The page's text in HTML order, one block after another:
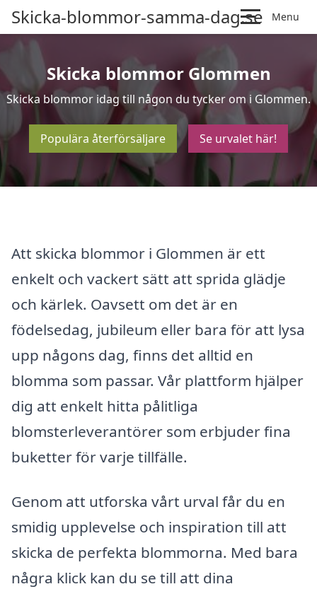
Skicka-blommor-samma-dag.se Menu
Skicka blommor Glommen
Skicka blommor idag till någon du tycker om i Glommen.
Populära återförsäljare Se urvalet här!
Att skicka blommor i Glommen är ett
enkelt och vackert sätt att sprida glädje
och kärlek. Oavsett om det är en
födelsedag, jubileum eller bara för att lysa
upp någons dag, finns det alltid en
blomma som passar. Vår plattform hjälper
dig att enkelt hitta pålitliga
blomsterleverantörer som erbjuder fina
buketter för varje tillfälle.
Genom att utforska vårt urval får du en
smidig upplevelse och inspiration till att
skicka de perfekta blommorna. Med bara
några klick kan du se till att dina